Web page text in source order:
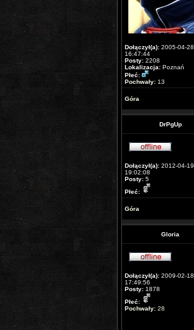
Dołączył(a): 2005-04-28
16:47:44
Posty: 2208
Lokalizacja: Poznań
Płeć:
Pochwały: 13
Góra
DrPgUp
Dołączył(a): 2012-04-19
19:02:08
Posty: 5
Płeć:
Góra
Gloria
Dołączył(a): 2009-02-18
17:49:56
Posty: 1878
Płeć:
Pochwały: 28